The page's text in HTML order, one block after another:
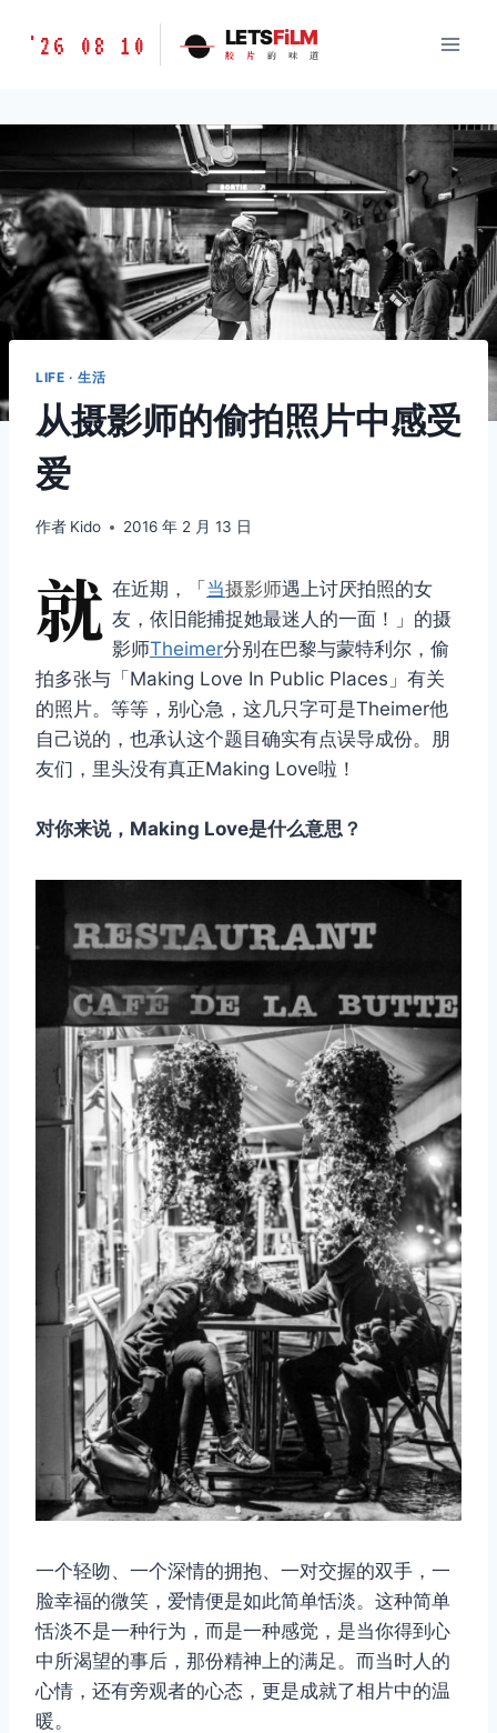
胶
味
LETSFILM
'26 08 10 LETSFiLM
胶 片 的 味 道
LIFE · 生活
从摄影师的偷拍照片中感受
爱
作者 Kido 2016 年 2 月 13 日
就 在近期，「 当摄影师遇上讨厌拍照的女
友，依旧能捕捉她最迷人的一面！」的摄
影师Theimer分别在巴黎与蒙特利尔，偷
拍多张与「Making Love In Public Places」有关
的照片。等等，别心急，这几只字可是Theimer他
自己说的，也承认这个题目确实有点误导成份。朋
友们，里头没有真正Making Love啦！
对你来说，Making Love是什么意思？
一个轻吻、一个深情的拥抱、一对交握的双手，一
脸幸福的微笑，爱情便是如此简单恬淡。这种简单
恬淡不是一种行为，而是一种感觉，是当你得到心
中所渴望的事后，那份精神上的满足。而当时人的
心情，还有旁观者的心态，更是成就了相片中的温
暖。